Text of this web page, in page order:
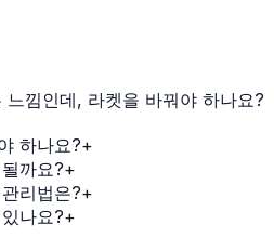
낌인데, 라켓을 바꿔야 하나요?
하나요?+
까요?+
리법은?+
나요?+